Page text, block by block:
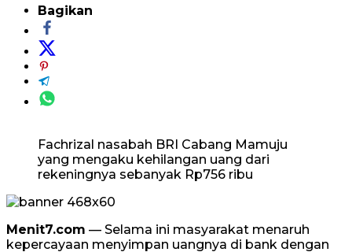
Bagikan
Fachrizal nasabah BRI Cabang Mamuju
yang mengaku kehilangan uang dari
rekeningnya sebanyak Rp756 ribu
Menit7.com — Selama ini masyarakat menaruh
kepercayaan menyimpan uangnya di bank dengan